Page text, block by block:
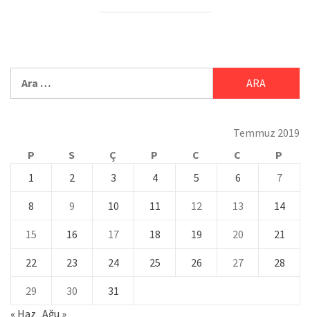
Temmuz 2019
P
S Ç P C C
P
1
2 3 4 5 6 7
8 9 10 11 12 13 14
15 16 17 18 19 20 21
22 23 24 25 26 27 28
29 30
31
« Haz Ağu »